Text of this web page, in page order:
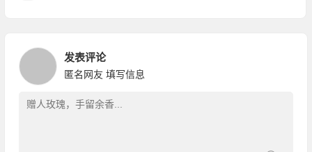
发表评论
匿名网友 填写信息